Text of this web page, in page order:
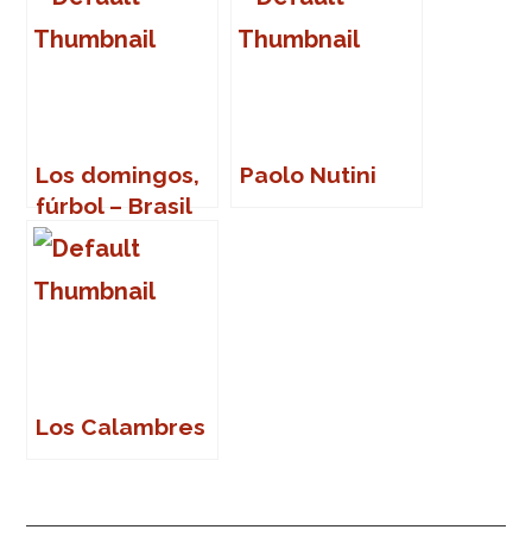
Los domingos,
fúrbol – Brasil
82
Paolo Nutini
Los Calambres